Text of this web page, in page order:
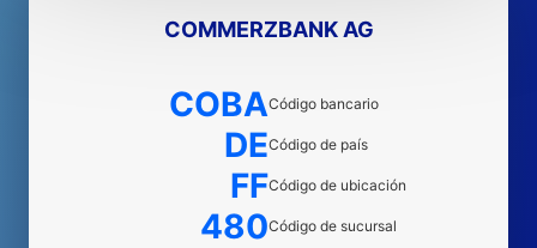
COMMERZBANK AG
COBACódigo bancario
DECódigo de país
FFCódigo de ubicación
480Código de sucursal